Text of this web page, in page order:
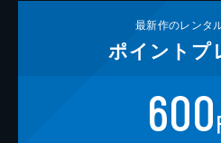
最新作のレンタ
ポイント プ
600